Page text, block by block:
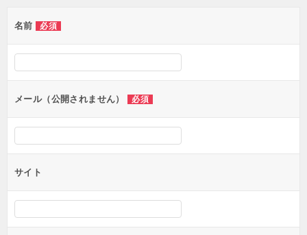
ー
シ
ン
名前 必須
メール（公開されません） 必須
サイト